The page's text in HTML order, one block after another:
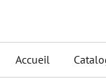
Accueil